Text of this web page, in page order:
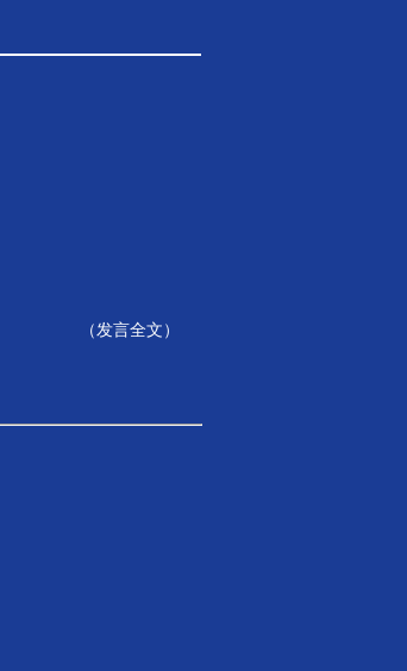
（发言全文）